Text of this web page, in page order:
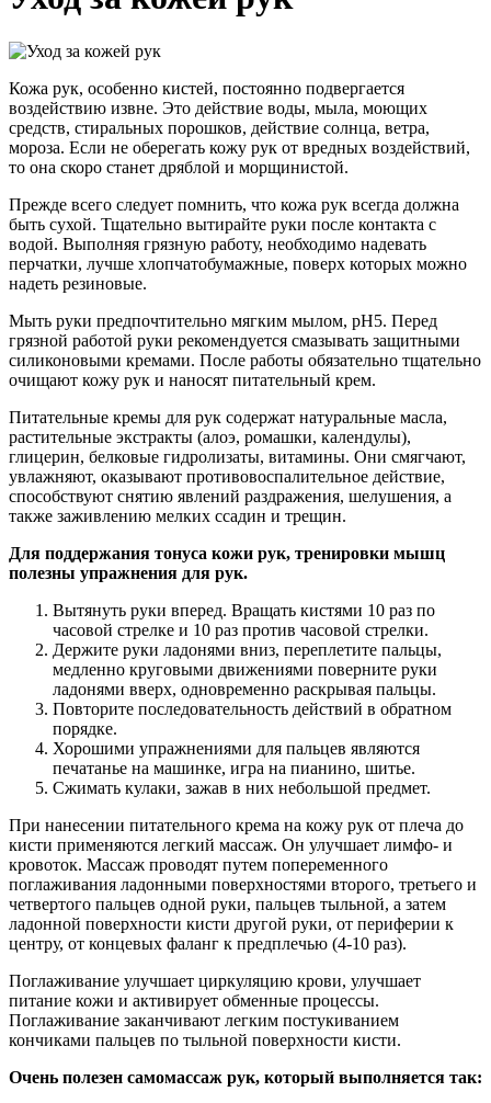
Кожа рук, особенно кистей, постоянно подвергается
воздействию извне. Это действие воды, мыла, моющих
средств, стиральных порошков, действие солнца, ветра,
мороза. Если не оберегать кожу рук от вредных воздействий,
то она скоро станет дряблой и морщинистой.
Прежде всего следует помнить, что кожа рук всегда должна
быть сухой. Тщательно вытирайте руки после контакта с
водой. Выполняя грязную работу, необходимо надевать
перчатки, лучше хлопчатобумажные, поверх которых можно
надеть резиновые.
Мыть руки предпочтительно мягким мылом, pH5. Перед
грязной работой руки рекомендуется смазывать защитными
силиконовыми кремами. После работы обязательно тщательно
очищают кожу рук и наносят питательный крем.
Питательные кремы для рук содержат натуральные масла,
растительные экстракты (алоэ, ромашки, календулы),
глицерин, белковые гидролизаты, витамины. Они смягчают,
увлажняют, оказывают противовоспалительное действие,
способствуют снятию явлений раздражения, шелушения, а
также заживлению мелких ссадин и трещин.
Для поддержания тонуса кожи рук, тренировки мышц
полезны упражнения для рук.
Вытянуть руки вперед. Вращать кистями 10 раз по
часовой стрелке и 10 раз против часовой стрелки.
Держите руки ладонями вниз, переплетите пальцы,
медленно круговыми движениями поверните руки
ладонями вверх, одновременно раскрывая пальцы.
Повторите последовательность действий в обратном
порядке.
Хорошими упражнениями для пальцев являются
печатанье на машинке, игра на пианино, шитье.
Сжимать кулаки, зажав в них небольшой предмет.
При нанесении питательного крема на кожу рук от плеча до
кисти применяются легкий массаж. Он улучшает лимфо- и
кровоток. Массаж проводят путем попеременного
поглаживания ладонными поверхностями второго, третьего и
четвертого пальцев одной руки, пальцев тыльной, а затем
ладонной поверхности кисти другой руки, от периферии к
центру, от концевых фаланг к предплечью (4-10 раз).
Поглаживание улучшает циркуляцию крови, улучшает
питание кожи и активирует обменные процессы.
Поглаживание заканчивают легким постукиванием
кончиками пальцев по тыльной поверхности кисти.
Очень полезен самомассаж рук, который выполняется так: